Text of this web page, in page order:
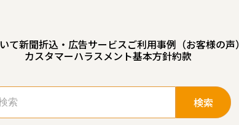
て新聞折込・広告サービスご利用事例（お客様の声）
カスタマーハラスメント基本方針約款